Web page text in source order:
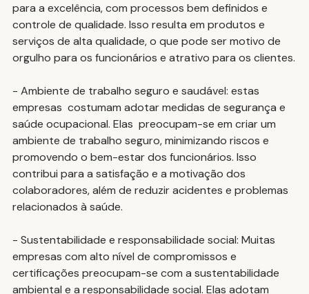
para a excelência, com processos bem definidos e
controle de qualidade. Isso resulta em produtos e
serviços de alta qualidade, o que pode ser motivo de
orgulho para os funcionários e atrativo para os clientes.
- Ambiente de trabalho seguro e saudável: estas
empresas  costumam adotar medidas de segurança e
saúde ocupacional. Elas  preocupam-se em criar um
ambiente de trabalho seguro, minimizando riscos e
promovendo o bem-estar dos funcionários. Isso
contribui para a satisfação e a motivação dos
colaboradores, além de reduzir acidentes e problemas
relacionados à saúde.
- Sustentabilidade e responsabilidade social: Muitas
empresas com alto nível de compromissos e
certificações preocupam-se com a sustentabilidade
ambiental e a responsabilidade social. Elas adotam